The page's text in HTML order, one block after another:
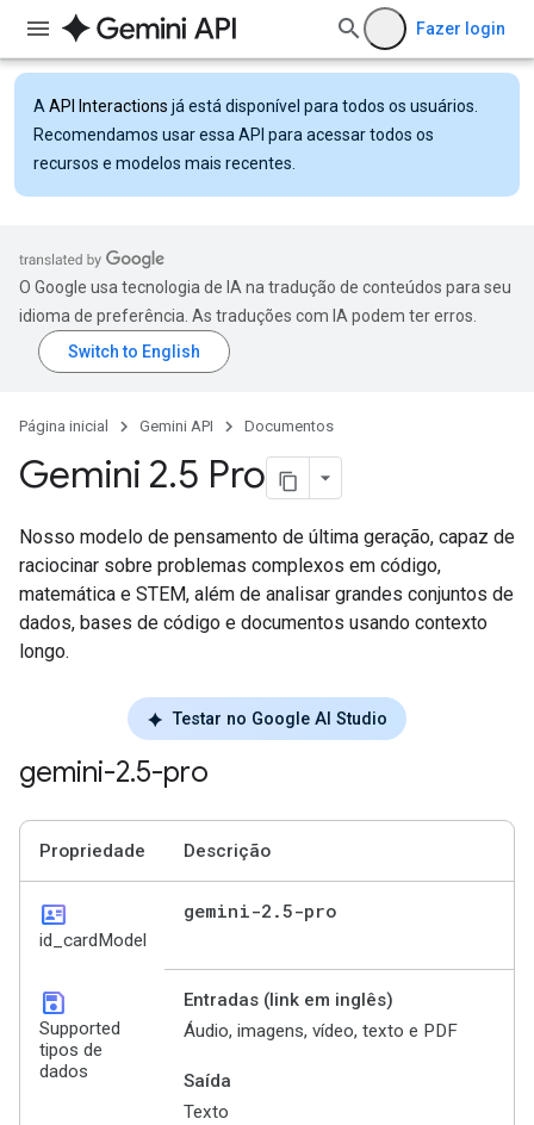
Fazer login
A API Interactions já está disponível para todos os usuários.
Recomendamos usar essa API para acessar todos os
recursos e modelos mais recentes.
O Google usa tecnologia de IA na tradução de conteúdos para seu
idioma de preferência. As traduções com IA podem ter erros.
Página inicial Gemini API Documentos
Gemini 2.5 Pro
Nosso modelo de pensamento de última geração, capaz de
raciocinar sobre problemas complexos em código,
matemática e STEM, além de analisar grandes conjuntos de
dados, bases de código e documentos usando contexto
longo.
Testar no Google AI Studio
gemini-2.5-pro
Propriedade Descrição
id_card
id_cardModel
gemini-2 .5-pro
save
Supported
tipos de
dados
Entradas (link em inglês)
Áudio, imagens, vídeo, texto e PDF
Saída
Texto